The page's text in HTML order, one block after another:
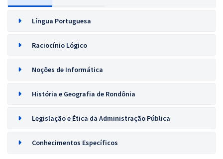
Língua Portuguesa
Raciocínio Lógico
Noções de Informática
História e Geografia de Rondônia
Legislação e Ética da Administração Pública
Conhecimentos Específicos